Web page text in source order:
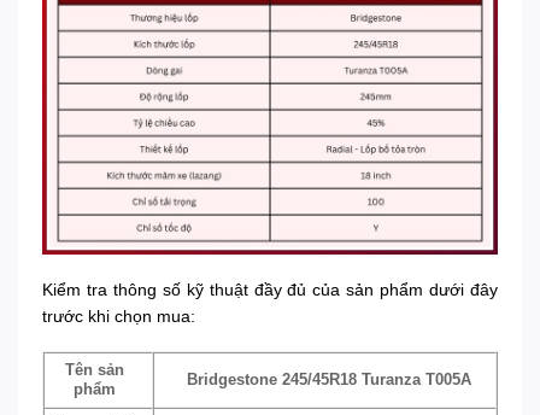
Kiểm tra thông số kỹ thuật đầy đủ của sản phẩm dưới đây
trước khi chọn mua:
Tên sản
phẩm
Bridgestone 245/45R18 Turanza T005A